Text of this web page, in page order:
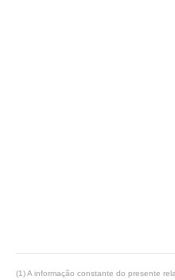
(1) A informação constante do presente